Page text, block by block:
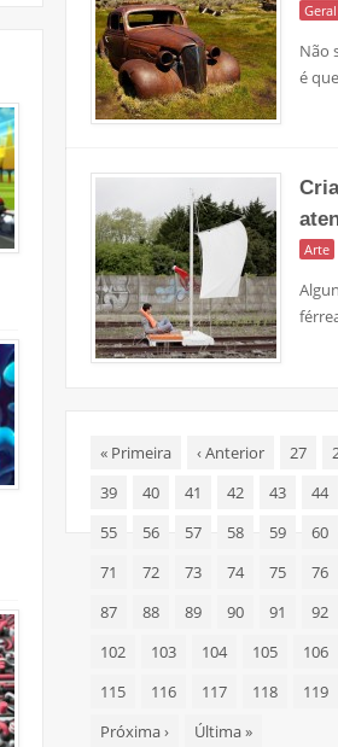
Geral
Não
é
Arte
« Primeira ‹Anterior 27
39
40 41 42 43 44
55
56 57 58 59 60
71
72 73 74 75 76
87
88 89 90 91 92
102
103 104 105 106
115
116 117 118 119
Próxima› Última»